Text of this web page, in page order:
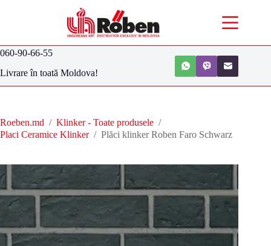
060-90-66-55
Livrare în toată Moldova!
Roeben.md / Klinker - Toate produsele /
Placi Ceramice Klinker / Plăci klinker Roben Faro Schwarz